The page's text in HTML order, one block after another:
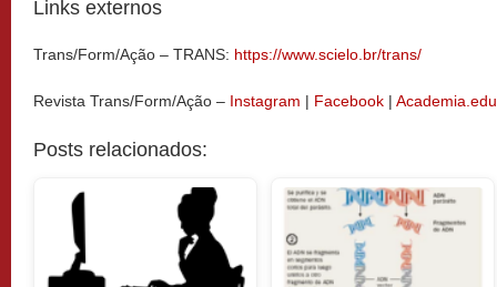
Links externos
Trans/Form/Ação – TRANS: https://www.scielo.br/trans/
Revista Trans/Form/Ação – Instagram | Facebook | Academia.edu
Posts relacionados: